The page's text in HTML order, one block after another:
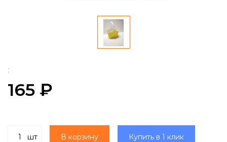
:
165 ₽
шт В корзину Купить в 1 клик